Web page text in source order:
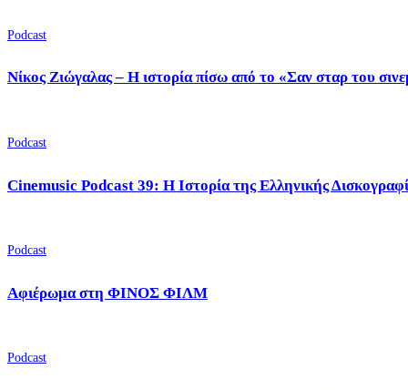
Podcast
Νίκος Ζιώγαλας – Η ιστορία πίσω από το «Σαν σταρ του
Podcast
Cinemusic Podcast 39: Η Ιστορία της Ελληνικής
Podcast
Αφιέρωμα στη ΦΙΝΟΣ ΦΙΛΜ
Podcast